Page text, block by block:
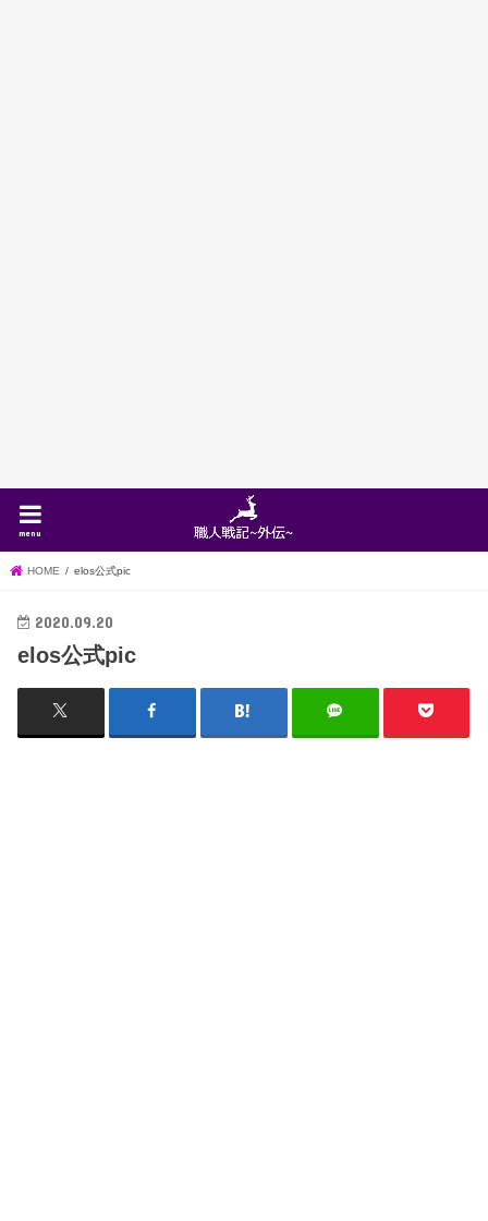
menu
HOME elos公式pic
2020.09.20
elos公式pic